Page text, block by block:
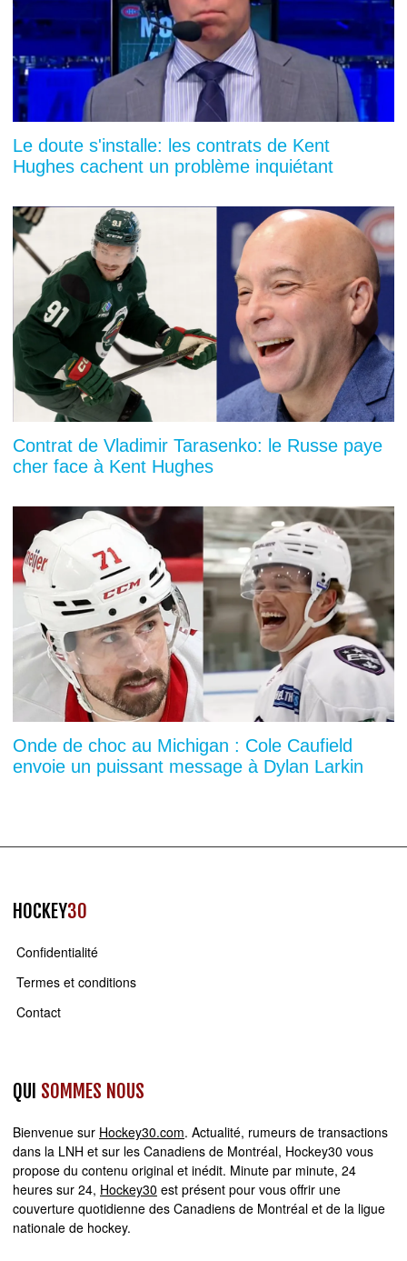
Le doute s'installe: les contrats de Kent
Hughes cachent un problème inquiétant
Contrat de Vladimir Tarasenko: le Russe paye
cher face à Kent Hughes
Onde de choc au Michigan : Cole Caufield
envoie un puissant message à Dylan Larkin
HOCKEY30
Confidentialité
Termes et conditions
Contact
QUI SOMMES NOUS
Bienvenue sur Hockey30.com. Actualité, rumeurs de transactions
dans la LNH et sur les Canadiens de Montréal, Hockey30 vous
propose du contenu original et inédit. Minute par minute, 24
heures sur 24, Hockey30 est présent pour vous offrir une
couverture quotidienne des Canadiens de Montréal et de la ligue
nationale de hockey.